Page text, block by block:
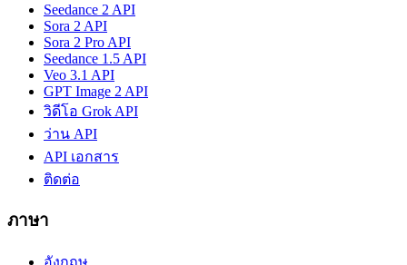
Seedance 2 API
Sora 2 API
Sora 2 Pro API
Seedance 1.5 API
Veo 3.1 API
GPT Image 2 API
วิดีโอ Grok API
ว่าน API
API เอกสาร
ติดต่อ
ภาษา
อังกฤษ